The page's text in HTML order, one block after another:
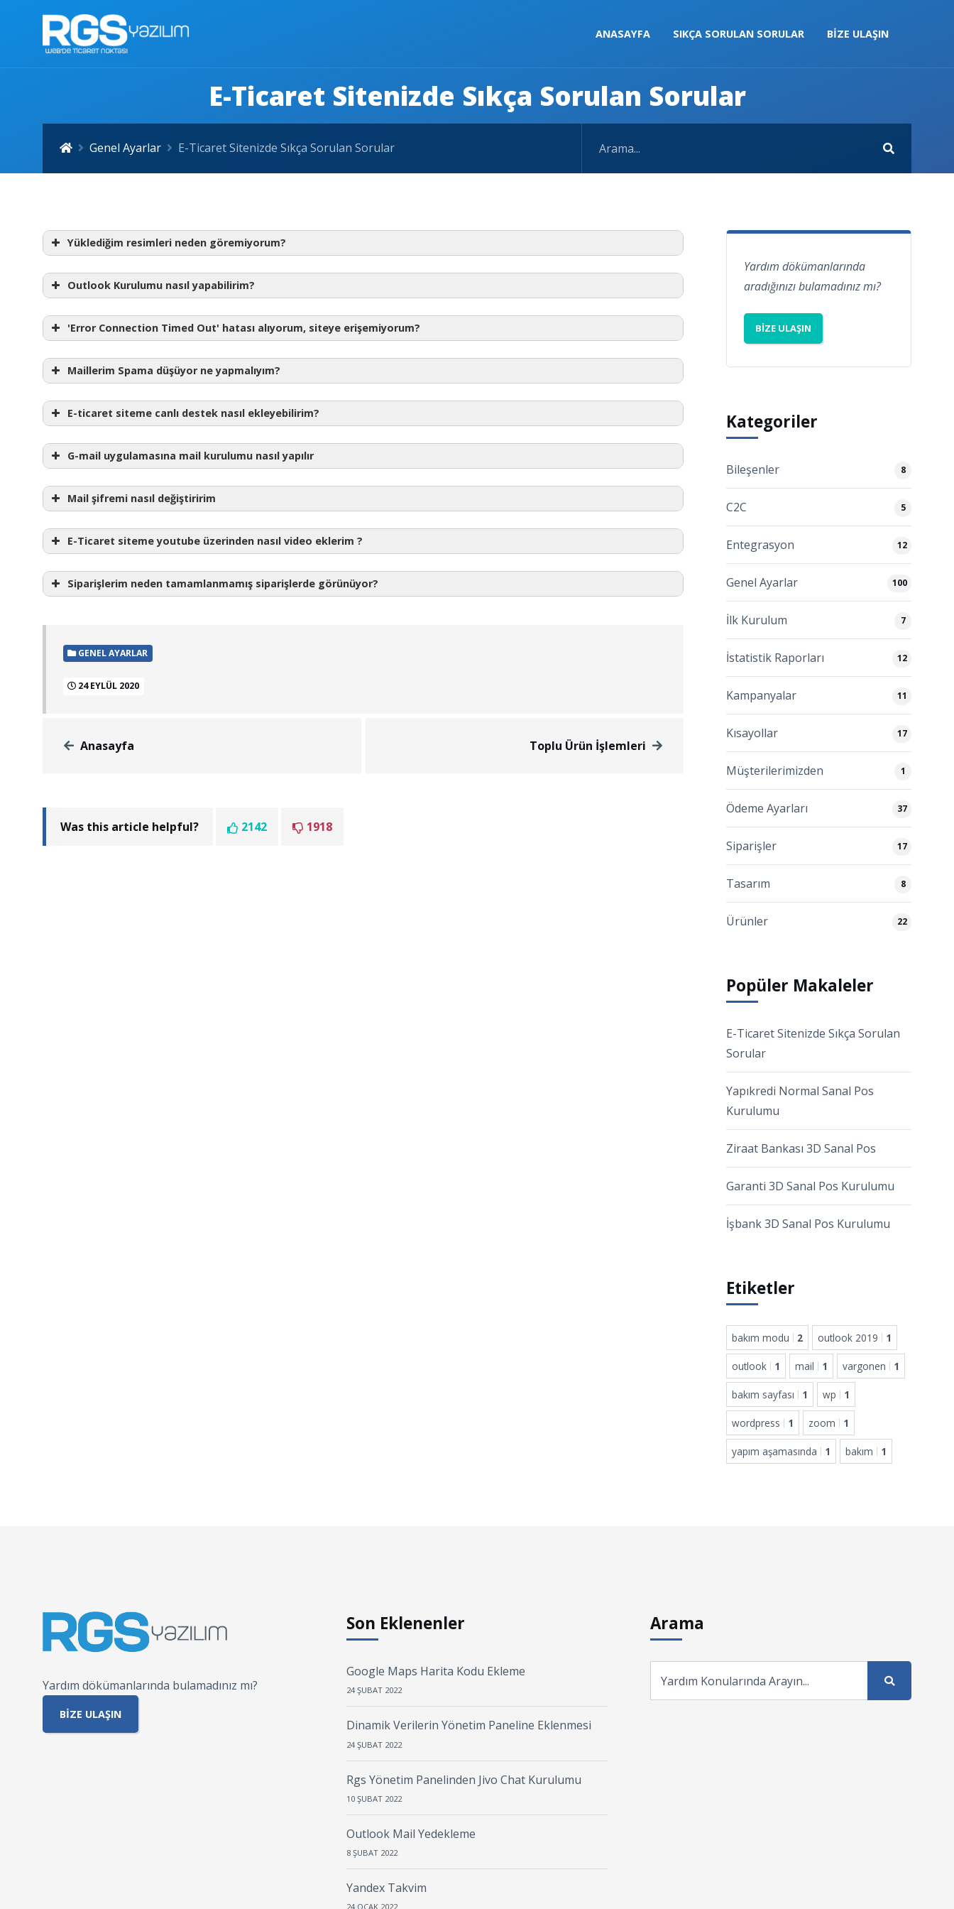
ANASAYFA SIKÇA SORULAN SORULAR BIZE ULAŞIN
E-Ticaret Sitenizde Sıkça Sorulan Sorular
Genel Ayarlar E-Ticaret Sitenizde Sıkça Sorulan Sorular
Yüklediğim resimleri neden göremiyorum?
Olası Sebep I Olası Sebep II
Resim yükleme işleminden sonra yönetim panelinde logonun sağında yer alan “Önbellek Temizle” butonunu kullanarak önbellek temizleme işlemi
Outlook Kurulumu nasıl yapabilirim?
'Error Connection Timed Out' hatası alıyorum, siteye erişemiyorum?
Olası Sorun Çözüm
Bunu başka bir internet ağına bağlanarak test edebilirsiniz.
ile 60 dakika arasında sistem ip adresinizi kara listeden çıkarttığında erişim sağlayabilirsiniz.
Maillerim Spama düşüyor ne yapmalıyım?
E-ticaret siteme canlı destek nasıl ekleyebilirim?
G-mail uygulamasına mail kurulumu nasıl yapılır
Mail şifremi nasıl değiştiririm
E-Ticaret siteme youtube üzerinden nasıl video eklerim ?
Siparişlerim neden tamamlanmamış siparişlerde görünüyor?
GENEL AYARLAR
24 EYLÜL 2020
Anasayfa Toplu Ürün İşlemleri
Was this article helpful? 2142 1918
Yardım dökümanlarında
aradığınızı bulamadınız mı?
BIZE ULAŞIN
Kategoriler
Bileşenler 8
C2C 5
Entegrasyon 12
Genel Ayarlar 100
İlk Kurulum 7
İstatistik Raporları 12
Kampanyalar 11
Kısayollar 17
Müşterilerimizden 1
Ödeme Ayarları 37
Siparişler 17
Tasarım 8
Ürünler 22
Popüler Makaleler
E-Ticaret Sitenizde Sıkça Sorulan
Sorular
Yapıkredi Normal Sanal Pos
Kurulumu
Ziraat Bankası 3D Sanal Pos
Garanti 3D Sanal Pos Kurulumu
İşbank 3D Sanal Pos Kurulumu
Etiketler
bakım modu 2 outlook 2019 1
outlook 1 mail 1 vargonen 1
bakım sayfası 1 wp 1
wordpress 1 zoom 1
yapım aşamasında 1 bakım 1
Yardım dökümanlarında bulamadınız mı?
BIZE ULAŞIN
Son Eklenenler
Google Maps Harita Kodu Ekleme
24 ŞUBAT 2022
Dinamik Verilerin Yönetim Paneline Eklenmesi
24 ŞUBAT 2022
Rgs Yönetim Panelinden Jivo Chat Kurulumu
10 ŞUBAT 2022
Outlook Mail Yedekleme
8 ŞUBAT 2022
Yandex Takvim
24 OCAK 2022
Arama